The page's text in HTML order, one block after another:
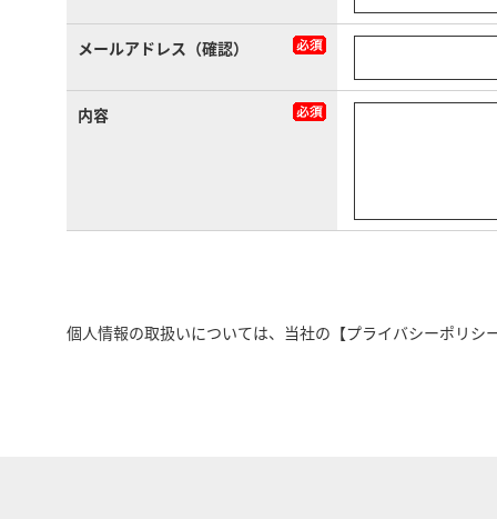
メールアドレス（確認）
内容
個人情報の取扱いについては、当社の 【プライバシーポリシ